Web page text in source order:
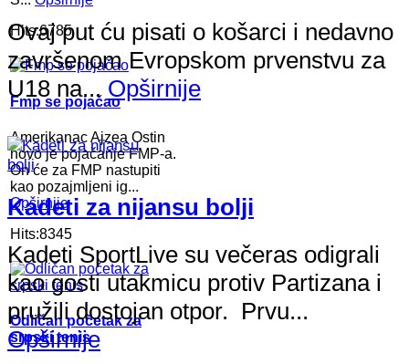
Hits:6785
Fmp se pojačao
Amerikanac Ajzea Ostin
novo je pojačanje FMP-a.
On će za FMP nastupiti
kao pozajmljeni ig...
Opširnije
Hits:8345
Odličan početak za
srpski tenis
Ovaj put ću pisati o košarci i nedavno
završenom Evropskom prvenstvu za
U18 na... Opširnije
Kadeti za nijansu bolji
Kadeti SportLive su večeras odigrali
kao gosti utakmicu protiv Partizana i
pružili dostojan otpor. Prvu...
Opširnije